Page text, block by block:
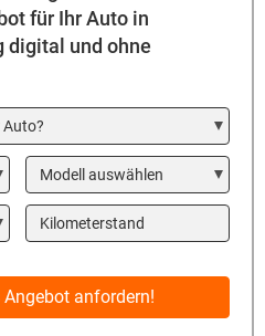
für Ihr Auto in
digital und ohne
Auto?
Modell
Kilometerstand
anfordern!